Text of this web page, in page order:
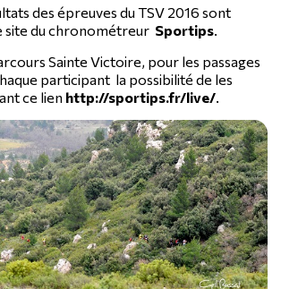
des épreuves du TSV 2016 sont
site du chronométreur Sportips.
Sainte Victoire, pour les passages
participant la possibilité de les
ce lien http://sportips.fr/live/.